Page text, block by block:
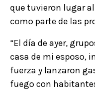
que tuvieron lugar
como parte de las
“El día de ayer,
casa de mi esposo,
fuerza y lanzaron
fuego con